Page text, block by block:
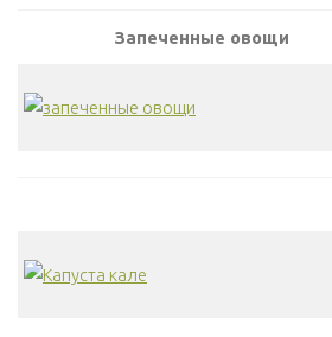
Запеченные овощи